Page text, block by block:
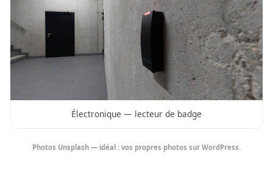
Électronique — lecteur de badge
Photos Unsplash — idéal : vos propres photos sur WordPress.